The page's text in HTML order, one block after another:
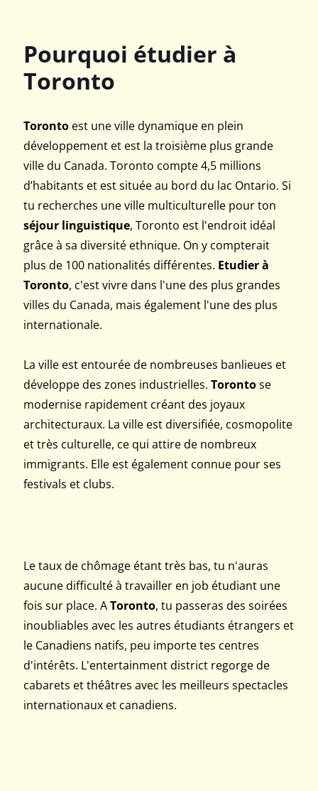
Pourquoi étudier à
Toronto
Toronto est une ville dynamique en plein
développement et est la troisième plus grande
ville du Canada. Toronto compte 4,5 millions
d’habitants et est située au bord du lac Ontario. Si
tu recherches une ville multiculturelle pour ton
séjour linguistique, Toronto est l'endroit idéal
grâce à sa diversité ethnique. On y compterait
plus de 100 nationalités différentes. Etudier à
Toronto, c'est vivre dans l'une des plus grandes
villes du Canada, mais également l'une des plus
internationale.
La ville est entourée de nombreuses banlieues et
développe des zones industrielles. Torontose
modernise rapidement créant des joyaux
architecturaux. La ville est diversifiée, cosmopolite
et très culturelle, ce qui attire de nombreux
immigrants. Elle est également connue pour ses
festivals et clubs.
Le taux de chômage étant très bas, tu n'auras
aucune difficulté à travailler en job étudiant une
fois sur place. AToronto, tu passeras des soirées
inoubliables avec les autres étudiants étrangers et
le Canadiens natifs, peu importe tes centres
d'intérêts. L'entertainment district regorge de
cabarets et théâtres avec les meilleurs spectacles
internationaux et canadiens.